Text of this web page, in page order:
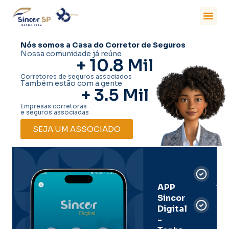
Nós somos a Casa do Corretor de Seguros
Nossa comunidade já reúne
+ 10.8 Mil
Corretores de seguros associados
Também estão com a gente
+ 3.5 Mil
Empresas corretoras
e seguros associadas
SEJA UM ASSOCIADO
APP
Sincor
Digital
-